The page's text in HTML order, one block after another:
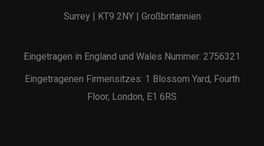
Surrey | KT9 2NY | Großbritannien
Eingetragen in England und Wales Nummer: 2756321
Eingetragenen Firmensitzes: 1 Blossom Yard, Fourth
Floor, London, E1 6RS